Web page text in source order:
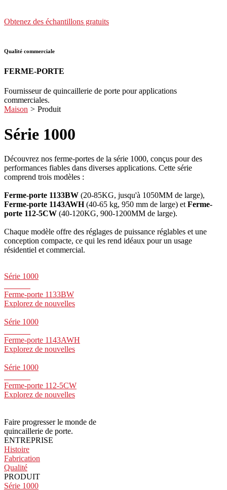
Obtenez des échantillons gratuits
Qualité commerciale
FERME-PORTE
Fournisseur de quincaillerie de porte pour applications
commerciales.
Maison > Produit
Série 1000
Découvrez nos ferme-portes de la série 1000, conçus pour des
performances fiables dans diverses applications. Cette série
comprend trois modèles :
Ferme-porte 1133BW (20-85KG, jusqu'à 1050MM de large),
Ferme-porte 1143AWH(40-65 kg, 950 mm de large) et Ferme-
porte 112-5CW (40-120KG, 900-1200MM de large).
Chaque modèle offre des réglages de puissance réglables et une
conception compacte, ce qui les rend idéaux pour un usage
résidentiel et commercial.
Série 1000
Ferme-porte 1133BW
Explorez de nouvelles
Série 1000
Ferme-porte 1143AWH
Explorez de nouvelles
Série 1000
Ferme-porte 112-5CW
Explorez de nouvelles
Faire progresser le monde de
quincaillerie de porte.
ENTREPRISE
Histoire
Fabrication
Qualité
PRODUIT
Série 1000